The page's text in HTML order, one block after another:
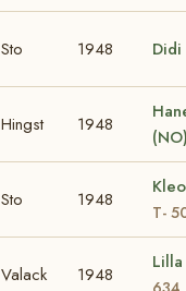
Sto 1948
Hingst 1948
Sto 1948
T-
Valack 1948